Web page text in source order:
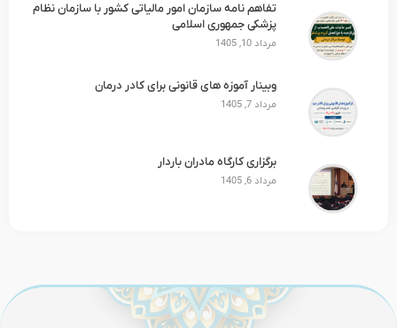
تفاهم نامه سازمان امور مالیاتی کشور با سازمان نظام
پزشکی جمهوری اسلامی
مرداد 10, 1405
وبینار آموزه های قانونی برای کادر درمان
مرداد 7, 1405
برگزاری کارگاه مادران باردار
مرداد 6, 1405